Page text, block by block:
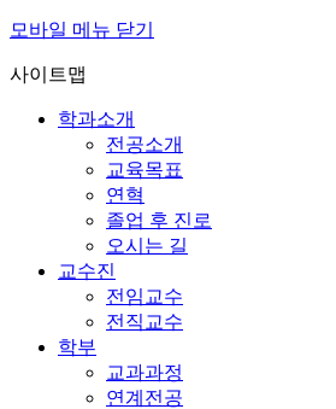
모바일 메뉴 닫기
사이트맵
학과소개
전공소개
교육목표
연혁
졸업 후 진로
오시는 길
교수진
전임교수
전직교수
학부
교과과정
연계전공